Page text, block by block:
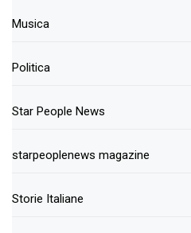
Musica
Politica
Star People News
starpeoplenews magazine
Storie Italiane